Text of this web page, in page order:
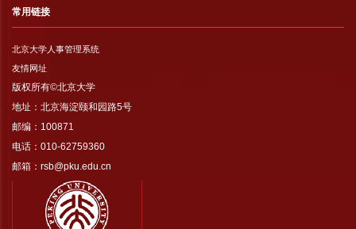
常用链接
北京大学人事管理系统
友情网址
版权所有©北京大学
地址：北京海淀颐和园路5号
邮编：100871
电话：010-62759360
邮箱：rsb@pku.edu.cn